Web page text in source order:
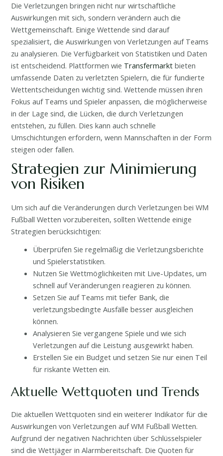
Die Verletzungen bringen nicht nur wirtschaftliche
Auswirkungen mit sich, sondern verändern auch die
Wettgemeinschaft. Einige Wettende sind darauf
spezialisiert, die Auswirkungen von Verletzungen auf Teams
zu analysieren. Die Verfügbarkeit von Statistiken und Daten
ist entscheidend. Plattformen wie Transfermarkt bieten
umfassende Daten zu verletzten Spielern, die für fundierte
Wettentscheidungen wichtig sind. Wettende müssen ihren
Fokus auf Teams und Spieler anpassen, die möglicherweise
in der Lage sind, die Lücken, die durch Verletzungen
entstehen, zu füllen. Dies kann auch schnelle
Umschichtungen erfordern, wenn Mannschaften in der Form
steigen oder fallen.
Strategien zur Minimierung
von Risiken
Um sich auf die Veränderungen durch Verletzungen bei WM
Fußball Wetten vorzubereiten, sollten Wettende einige
Strategien berücksichtigen:
Überprüfen Sie regelmäßig die Verletzungsberichte
und Spielerstatistiken.
Nutzen Sie Wett­möglichkeiten mit Live-Updates, um
schnell auf Veränderungen reagieren zu können.
Setzen Sie auf Teams mit tiefer Bank, die
verletzungsbedingte Ausfälle besser ausgleichen
können.
Analysieren Sie vergangene Spiele und wie sich
Verletzungen auf die Leistung ausgewirkt haben.
Erstellen Sie ein Budget und setzen Sie nur einen Teil
für riskante Wetten ein.
Aktuelle Wettquoten und Trends
Die aktuellen Wettquoten sind ein weiterer Indikator für die
Auswirkungen von Verletzungen auf WM Fußball Wetten.
Aufgrund der negativen Nachrichten über Schlüsselspieler
sind die Wettjäger in Alarmbereitschaft. Die Quoten für